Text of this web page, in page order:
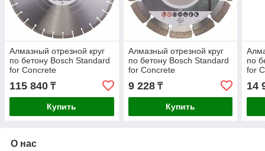
Алмазный отрезной круг
по бетону Bosch Standard
for Concrete
115 840 ₸
Купить
Алмазный отрезной круг
по бетону Bosch Standard
for Concrete
9 228₸
Купить
по
for
14
О нас